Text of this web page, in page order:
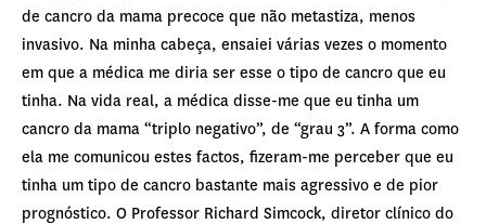
de cancro da mama precoce que não metastiza, menos
invasivo. Na minha cabeça, ensaiei várias vezes o momento
em que a médica me diria ser esse o tipo de cancro que eu
tinha. Na vida real, a médica disse-me que eu tinha um
cancro da mama “triplo negativo”, de “grau 3”. A forma como
ela me comunicou estes factos, fizeram-me perceber que eu
tinha um tipo de cancro bastante mais agressivo e de pior
prognóstico. O Professor Richard Simcock, diretor clínico do